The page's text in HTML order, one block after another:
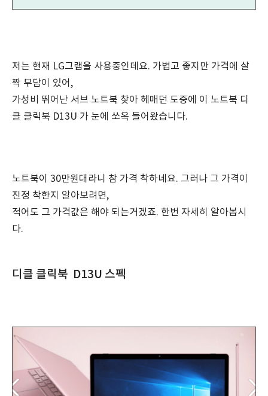
저는 현재 LG그램을 사용중인데요. 가볍고 좋지만 가격에 살
짝 부담이 있어,
가성비 뛰어난 서브 노트북 찾아 헤매던 도중에 이 노트북 디
클 클릭북 D13U 가 눈에 쏘옥 들어왔습니다.
노트북이 30만원대라니 참 가격 착하네요. 그러나 그 가격이
진정 착한지 알아보려면,
적어도 그 가격값은 해야 되는거겠죠. 한번 자세히 알아봅시
다.
디클 클릭북 D13U 스펙